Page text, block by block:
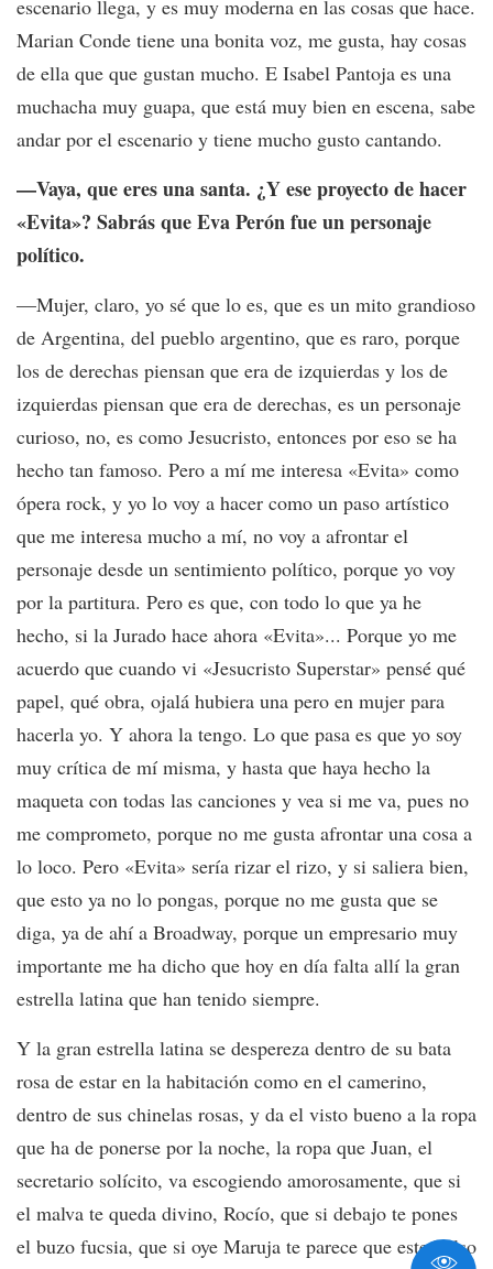
escenario llega, y es muy moderna en las cosas que hace.
Marian Conde tiene una bonita voz, me gusta, hay cosas
de ella que que gustan mucho. E Isabel Pantoja es una
muchacha muy guapa, que está muy bien en escena, sabe
andar por el escenario y tiene mucho gusto cantando.
—Vaya, que eres una santa. ¿Y ese proyecto de hacer
«Evita»? Sabrás que Eva Perón fue un personaje
político.
—Mujer, claro, yo sé que lo es, que es un mito grandioso
de Argentina, del pueblo argentino, que es raro, porque
los de derechas piensan que era de izquierdas y los de
izquierdas piensan que era de derechas, es un personaje
curioso, no, es como Jesucristo, entonces por eso se ha
hecho tan famoso. Pero a mí me interesa «Evita» como
ópera rock, y yo lo voy a hacer como un paso artístico
que me interesa mucho a mí, no voy a afrontar el
personaje desde un sentimiento político, porque yo voy
por la partitura. Pero es que, con todo lo que ya he
hecho, si la Jurado hace ahora «Evita»... Porque yo me
acuerdo que cuando vi «Jesucristo Superstar» pensé qué
papel, qué obra, ojalá hubiera una pero en mujer para
hacerla yo. Y ahora la tengo. Lo que pasa es que yo soy
muy crítica de mí misma, y hasta que haya hecho la
maqueta con todas las canciones y vea si me va, pues no
me comprometo, porque no me gusta afrontar una cosa a
lo loco. Pero «Evita» sería rizar el rizo, y si saliera bien,
que esto ya no lo pongas, porque no me gusta que se
diga, ya de ahí a Broadway, porque un empresario muy
importante me ha dicho que hoy en día falta allí la gran
estrella latina que han tenido siempre.
Y la gran estrella latina se despereza dentro de su bata
rosa de estar en la habitación como en el camerino,
dentro de sus chinelas rosas, y da el visto bueno a la ropa
que ha de ponerse por la noche, la ropa que Juan, el
secretario solícito, va escogiendo amorosamente, que si
el malva te queda divino, Rocío, que si debajo te pones
el buzo fucsia, que si oye Maruja te parece que este bolso